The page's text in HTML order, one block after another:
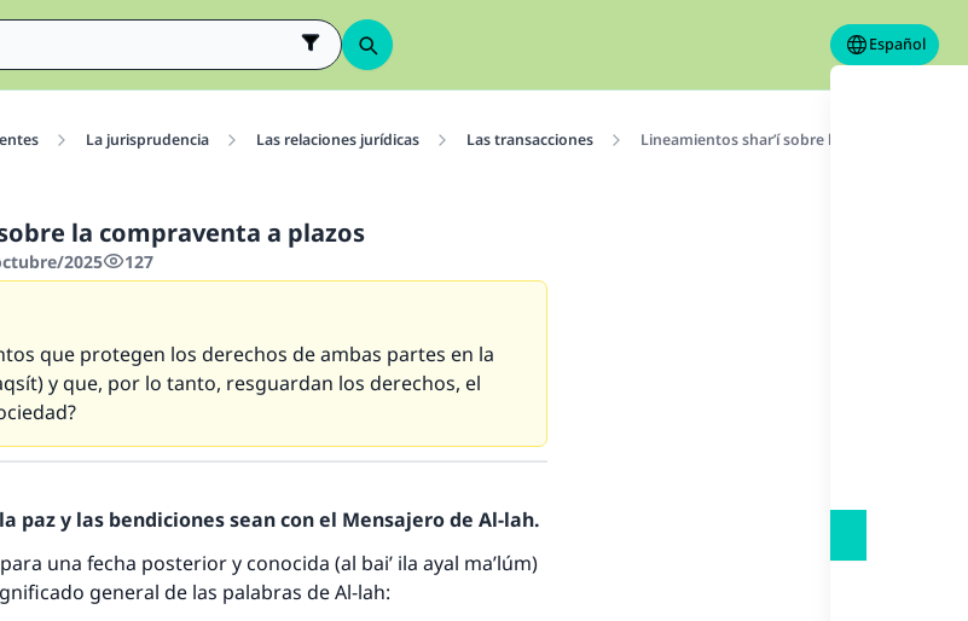
Español
La jurisprudencia Las relaciones jurídicas Las transacciones Lineamientos shar’í sobre la compraventa a
la compraventa a plazos
2025 127
que protegen los derechos de ambas partes en la
) y que, por lo tanto, resguardan los derechos, el
paz y las bendiciones sean con el Mensajero de Al-lah.
una fecha posterior y conocida (al bai’ ila ayal ma’lúm)
general de las palabras de Al-lah: